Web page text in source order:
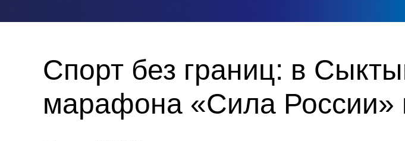
Спорт без границ: в
марафона «Сила России»